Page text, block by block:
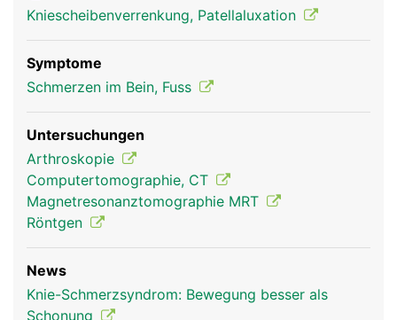
Oberschenkelmuskulatur das Bein auch bei
Kniescheibe Frau
Kniescheibenverrenkung, Patellaluxation
Symptome
Schmerzen im Bein, Fuss
Untersuchungen
Arthroskopie
Computertomographie, CT
Magnetresonanztomographie MRT
Röntgen
News
Knie-Schmerzsyndrom: Bewegung besser als
Schonung